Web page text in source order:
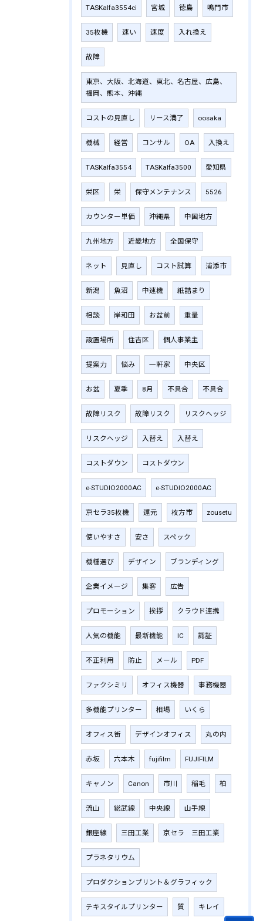
TASKalfa3554ci 宮城 徳島 鳴門市
35枚機 速い 速度 入れ換え
故障
東京、大阪、北海道、東北、名古屋、広島、
福岡、熊本、沖縄
コストの見直し リース満了 oosaka
機械 経営 コンサル OA 入換え
TASKalfa3554 TASKalfa3500 愛知県
栄区 栄 保守メンテナンス 5526
カウンター単価 沖縄県 中国地方
九州地方 近畿地方 全国保守
ネット 見直し コスト試算 浦添市
新潟 魚沼 中速機 紙詰まり
相談 岸和田 お盆前 重量
設置場所 住吉区 個人事業主
提案力 悩み 一軒家 中央区
お盆 夏季 8月 不具合 不具合
故障リスク 故障リスク リスクヘッジ
リスクヘッジ 入替え 入替え
コストダウン コストダウン
e-STUDIO2000AC e-STUDIO2000AC
京セラ35枚機 還元 枚方市 zousetu
使いやすさ 安さ スペック
機種選び デザイン ブランディング
企業イメージ 集客 広告
プロモーション 挨拶 クラウド連携
人気の機能 最新機能 IC 認証
不正利用 防止 メール PDF
ファクシミリ オフィス機器 事務機器
多機能プリンター 相場 いくら
オフィス街 デザインオフィス 丸の内
赤坂 六本木 fujifilm ‎FUJIFILM
キャノン Canon 市川 稲毛 柏
流山 総武線 中央線 山手線
銀座線 三田工業 京セラ 三田工業
プラネタリウム
プロダクションプリント＆グラフィック
テキスタイルプリンター 質 キレイ